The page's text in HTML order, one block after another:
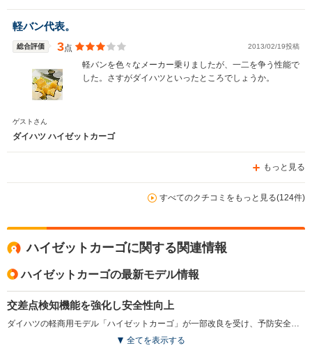
軽バン代表。
総合評価 3点 2013/02/19投稿
軽バンを色々なメーカー乗りましたが、一二を争う性能で
した。さすがダイハツといったところでしょうか。
ゲストさん
ダイハツ ハイゼットカーゴ
もっと見る
すべてのクチコミをもっと見る(124件)
ハイゼットカーゴに関する関連情報
ハイゼットカーゴの最新モデル情報
交差点検知機能を強化し安全性向上
ダイハツの軽商用モデル「ハイゼットカーゴ」が一部改良を受け、予防安全機能の強化が図られた。スマートアシストに横断中の自転車検知を追加した他、交差点での右折時対向車両や、右左折時に対向方向から来る歩行者の検知にも対応し、実用域での判断支援を拡充した。さらに人気の高い「LEDパック」を一部グレードで標準採用している。安全性と快適性を両立する改良内容となった。（2026.6）
全てを表示する